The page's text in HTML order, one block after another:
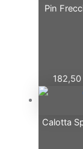
Pin
Calotta